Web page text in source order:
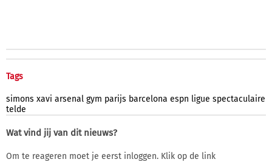
Tags
simons xavi arsenal gym parijs barcelona espn ligue spectaculaire
telde
Wat vind jij van dit nieuws?
Om te reageren moet je eerst inloggen. Klik op de link